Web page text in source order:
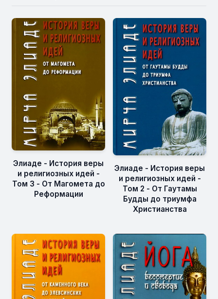
Элиаде - История веры
и религиозных идей -
Том 3 - От Магомета до
Реформации
Элиаде - История веры
и религиозных идей -
Том 2 - От Гаутамы
Будды до триумфа
Христианства